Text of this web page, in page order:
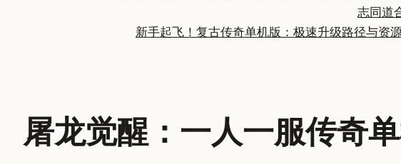
志同道
新手起飞！复古传奇单机版：极速升级路径与资
屠龙觉醒：一人一服传奇